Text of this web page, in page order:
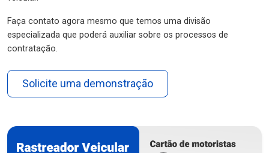
Faça contato agora mesmo que temos uma divisão
especializada que poderá auxiliar sobre os processos de
contratação.
Solicite uma demonstração